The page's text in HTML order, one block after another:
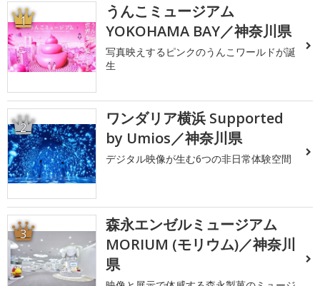
1
うんこミュージアム
YOKOHAMA BAY／神奈川県
写真映えするピンクのうんこワールドが誕
生
2
ワンダリア横浜 Supported
by Umios／神奈川県
デジタル映像が生む6つの非日常体験空間
3
森永エンゼルミュージアム
MORIUM (モリウム)／神奈川
県